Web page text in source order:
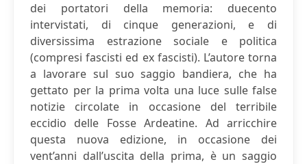
dei portatori della memoria: duecento
intervistati, di cinque generazioni, e di
diversissima estrazione sociale e politica
(compresi fascisti ed ex fascisti). L’autore torna
a lavorare sul suo saggio bandiera, che ha
gettato per la prima volta una luce sulle false
notizie circolate in occasione del terribile
eccidio delle Fosse Ardeatine. Ad arricchire
questa nuova edizione, in occasione dei
vent’anni dall’uscita della prima, è un saggio